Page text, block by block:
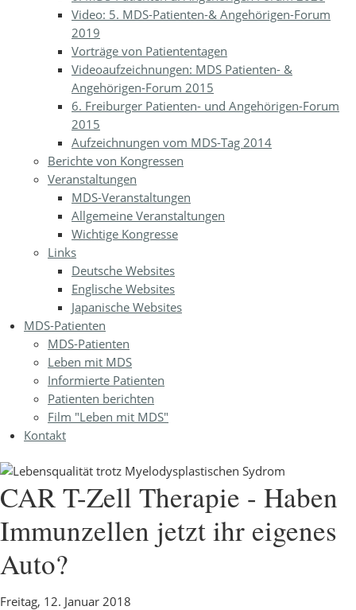
Video: 5. MDS-Patienten-& Angehörigen-Forum
2019
Vorträge von Patiententagen
Videoaufzeichnungen: MDS Patienten- &
Angehörigen-Forum 2015
6. Freiburger Patienten- und Angehörigen-Forum
2015
Aufzeichnungen vom MDS-Tag 2014
Berichte von Kongressen
Veranstaltungen
MDS-Veranstaltungen
Allgemeine Veranstaltungen
Wichtige Kongresse
Links
Deutsche Websites
Englische Websites
Japanische Websites
MDS-Patienten
MDS-Patienten
Leben mit MDS
Informierte Patienten
Patienten berichten
Film "Leben mit MDS"
Kontakt
CAR T-Zell Therapie - Haben
Immunzellen jetzt ihr eigenes
Auto?
Freitag, 12. Januar 2018